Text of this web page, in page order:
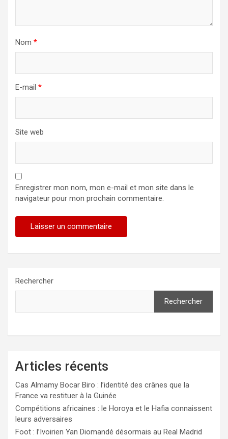
Nom *
E-mail *
Site web
Enregistrer mon nom, mon e-mail et mon site dans le
navigateur pour mon prochain commentaire.
Rechercher
Rechercher
Articles récents
Cas Almamy Bocar Biro : l’identité des crânes que la
France va restituer à la Guinée
Compétitions africaines : le Horoya et le Hafia connaissent
leurs adversaires
Foot : l’Ivoirien Yan Diomandé désormais au Real Madrid